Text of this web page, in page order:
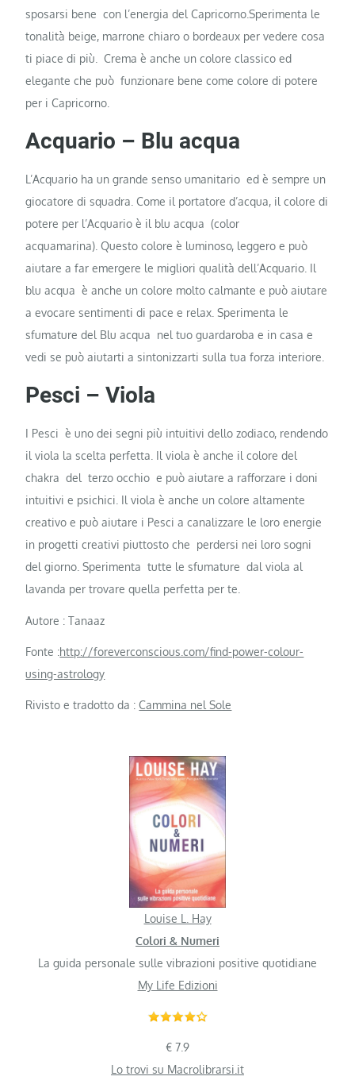
sposarsi bene con l’energia del Capricorno.Sperimenta le
tonalità beige, marrone chiaro o bordeaux per vedere cosa
ti piace di più. Crema è anche un colore classico ed
elegante che può funzionare bene come colore di potere
per i Capricorno.
Acquario – Blu acqua
L’Acquario ha un grande senso umanitario ed è sempre un
giocatore di squadra. Come il portatore d’acqua, il colore di
potere per l’Acquario è il blu acqua (color
acquamarina). Questo colore è luminoso, leggero e può
aiutare a far emergere le migliori qualità dell’Acquario. Il
blu acqua è anche un colore molto calmante e può aiutare
a evocare sentimenti di pace e relax. Sperimenta le
sfumature del Blu acqua nel tuo guardaroba e in casa e
vedi se può aiutarti a sintonizzarti sulla tua forza interiore.
Pesci – Viola
I Pesci è uno dei segni più intuitivi dello zodiaco, rendendo
il viola la scelta perfetta. Il viola è anche il colore del
chakra del terzo occhio e può aiutare a rafforzare i doni
intuitivi e psichici. Il viola è anche un colore altamente
creativo e può aiutare i Pesci a canalizzare le loro energie
in progetti creativi piuttosto che perdersi nei loro sogni
del giorno. Sperimenta tutte le sfumature dal viola al
lavanda per trovare quella perfetta per te.
Autore : Tanaaz
Fonte :http://foreverconscious.com/find-power-colour-
using-astrology
Rivisto e tradotto da :Cammina nel Sole
Louise L. Hay
Colori & Numeri
La guida personale sulle vibrazioni positive quotidiane
My Life Edizioni
€ 7.9
Lo trovi su Macrolibrarsi.it